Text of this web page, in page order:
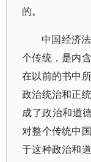
的。
中国经济
个传统，是内
在以前的书中
政治统治和正
成了政治和道
对整个传统中
于这种政治和